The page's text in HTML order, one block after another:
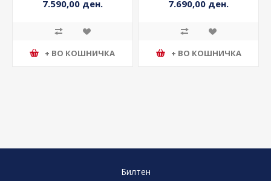
7.590,00 ден.
+ ВО КОШНИЧКА
7.690,00 ден.
+ ВО КОШНИЧКА
Билтен